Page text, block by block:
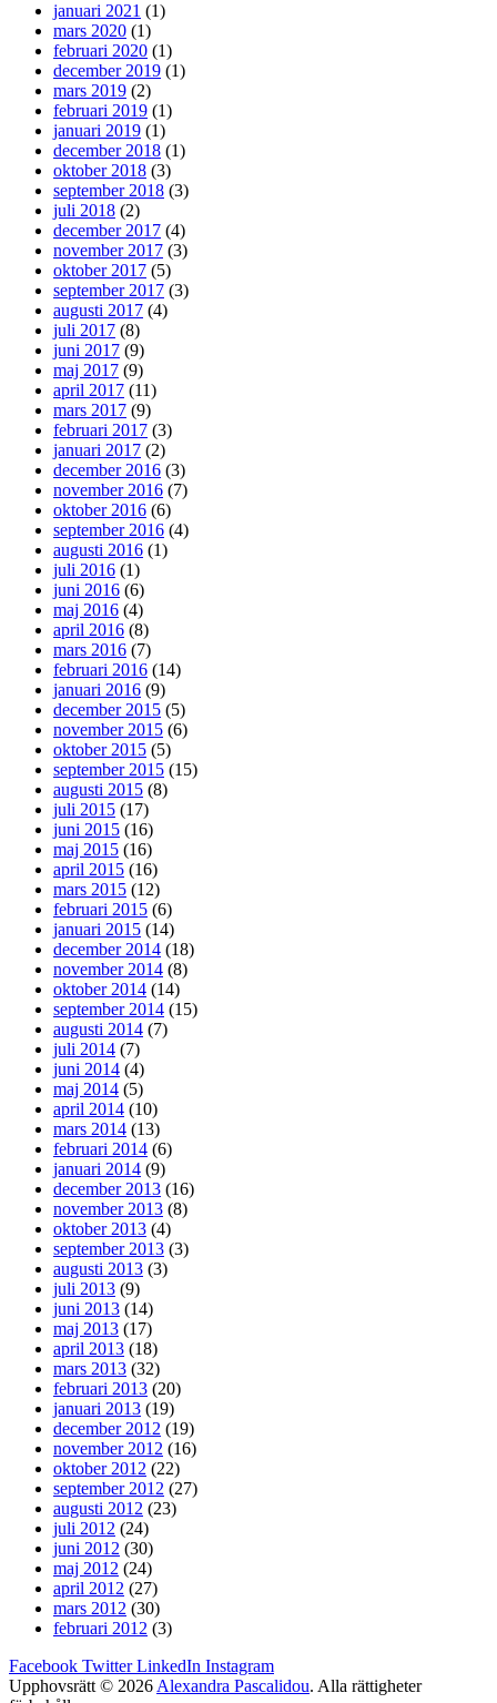
januari 2021 (1)
mars 2020 (1)
februari 2020 (1)
december 2019 (1)
mars 2019 (2)
februari 2019 (1)
januari 2019 (1)
december 2018 (1)
oktober 2018 (3)
september 2018 (3)
juli 2018 (2)
december 2017 (4)
november 2017 (3)
oktober 2017 (5)
september 2017 (3)
augusti 2017 (4)
juli 2017 (8)
juni 2017 (9)
maj 2017 (9)
april 2017 (11)
mars 2017 (9)
februari 2017 (3)
januari 2017 (2)
december 2016 (3)
november 2016 (7)
oktober 2016 (6)
september 2016 (4)
augusti 2016 (1)
juli 2016 (1)
juni 2016 (6)
maj 2016 (4)
april 2016 (8)
mars 2016 (7)
februari 2016 (14)
januari 2016 (9)
december 2015 (5)
november 2015 (6)
oktober 2015 (5)
september 2015 (15)
augusti 2015 (8)
juli 2015 (17)
juni 2015 (16)
maj 2015 (16)
april 2015 (16)
mars 2015 (12)
februari 2015 (6)
januari 2015 (14)
december 2014 (18)
november 2014 (8)
oktober 2014 (14)
september 2014 (15)
augusti 2014 (7)
juli 2014 (7)
juni 2014 (4)
maj 2014 (5)
april 2014 (10)
mars 2014 (13)
februari 2014 (6)
januari 2014 (9)
december 2013 (16)
november 2013 (8)
oktober 2013 (4)
september 2013 (3)
augusti 2013 (3)
juli 2013 (9)
juni 2013 (14)
maj 2013 (17)
april 2013 (18)
mars 2013 (32)
februari 2013 (20)
januari 2013 (19)
december 2012 (19)
november 2012 (16)
oktober 2012 (22)
september 2012 (27)
augusti 2012 (23)
juli 2012 (24)
juni 2012 (30)
maj 2012 (24)
april 2012 (27)
mars 2012 (30)
februari 2012 (3)
Facebook Twitter LinkedIn Instagram
Upphovsrätt © 2026 Alexandra Pascalidou. Alla rättigheter